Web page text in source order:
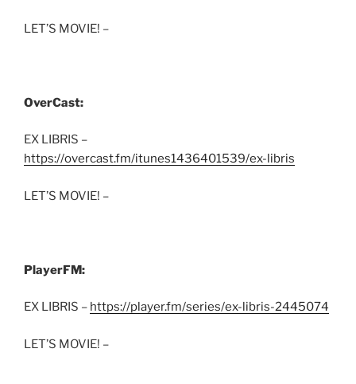
LET’S MOVIE! –
OverCast:
EX LIBRIS –
https://overcast.fm/itunes1436401539/ex-libris
LET’S MOVIE! –
PlayerFM:
EX LIBRIS – https://player.fm/series/ex-libris-2445074
LET’S MOVIE! –